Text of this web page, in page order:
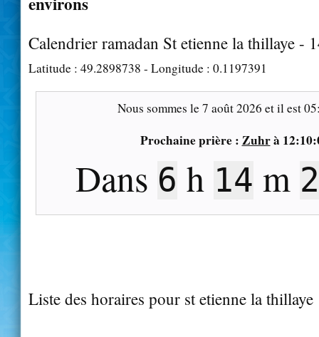
Calendrier ramadan St etienne la thillaye -
Latitude : 49.2898738 - Longitude : 0.1197391
Nous sommes le7 août 2026 et il est
Prochaine prière : Zuhrà
Dans 6 h 14 m
Liste des horaires pour st etienne la thillaye